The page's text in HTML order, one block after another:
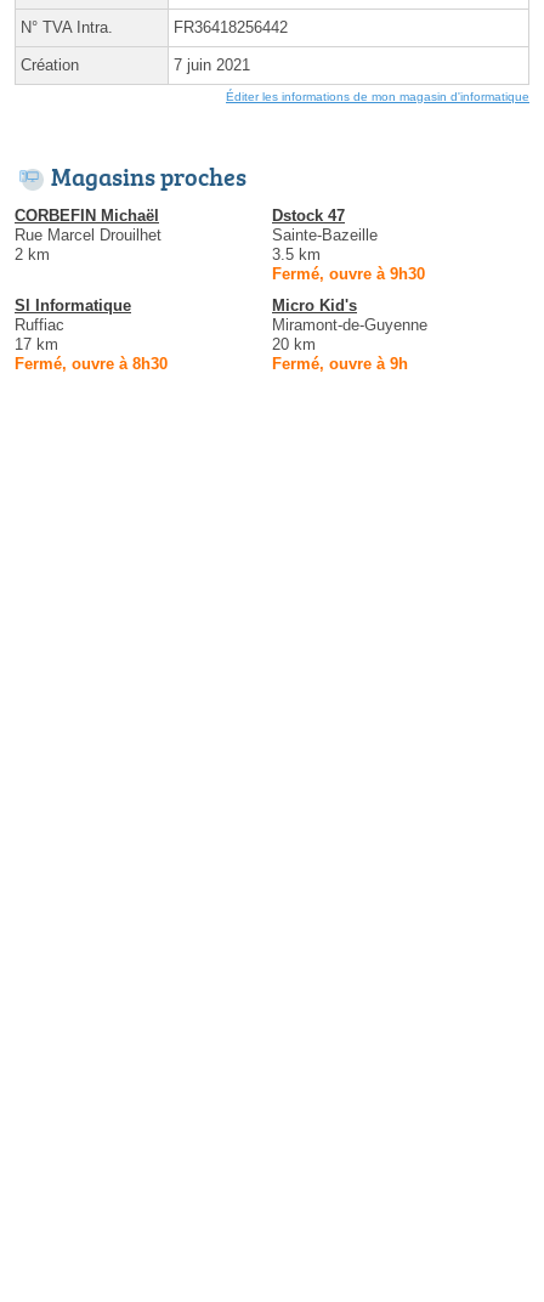
N° TVA Intra. FR36418256442
Création 7 juin 2021
Éditer les informations de mon magasin d'informatique
Magasins proches
CORBEFIN Michaël
Rue Marcel Drouilhet
2 km
Dstock 47
Sainte-Bazeille
3.5 km
Fermé, ouvre à 9h30
Sl Informatique
Ruffiac
17 km
Fermé, ouvre à 8h30
Micro Kid's
Miramont-de-Guyenne
20 km
Fermé, ouvre à 9h